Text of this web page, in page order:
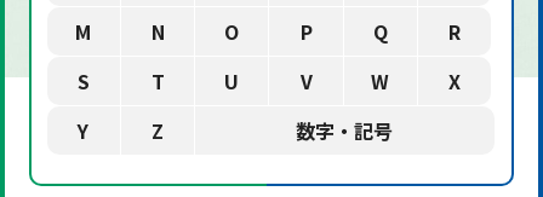
M
N O P Q
R
S
T U V W
X
Y
Z 数字・記号